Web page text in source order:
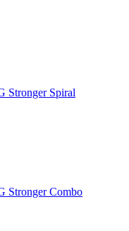
Stronger Spiral
Stronger Combo